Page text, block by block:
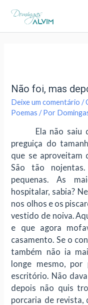
Não foi, mas
Deixe um comentário /
Poemas / Por
Ela não saiu da
preguiça do
que se aproveitam
São tão
pequenas. As
hospitalar, sabia?
nos olhos e os
vestido de noiva.
e que agora
casamento. Se o
também não ia
longe mesmo, por
escritório. Não
depois não quis
porcaria de revista,